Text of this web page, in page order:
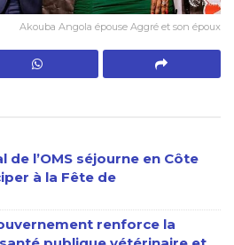
Akouba Angola épouse Aggré et son époux
de l’OMS séjourne en Côte
à la Fête de
renforce la